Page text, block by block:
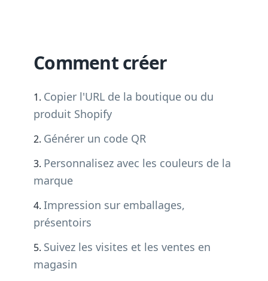
Comment créer
Copier l'URL de la boutique ou du
produit Shopify
Générer un code QR
Personnalisez avec les couleurs de la
marque
Impression sur emballages,
présentoirs
Suivez les visites et les ventes en
magasin